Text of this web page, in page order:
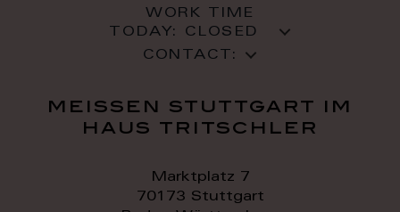
WORK TIME
TODAY: CLOSED
CONTACT:
meissen stuttgart im
haus tritschler
Marktplatz 7
70173 Stuttgart